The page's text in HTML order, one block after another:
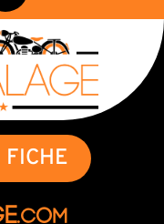
FICHE
.com